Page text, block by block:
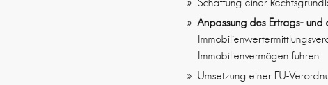
Schaffung einer
Anpassung des Ertrags-
Immobilienvermögen führen.
Umsetzung einer EU-